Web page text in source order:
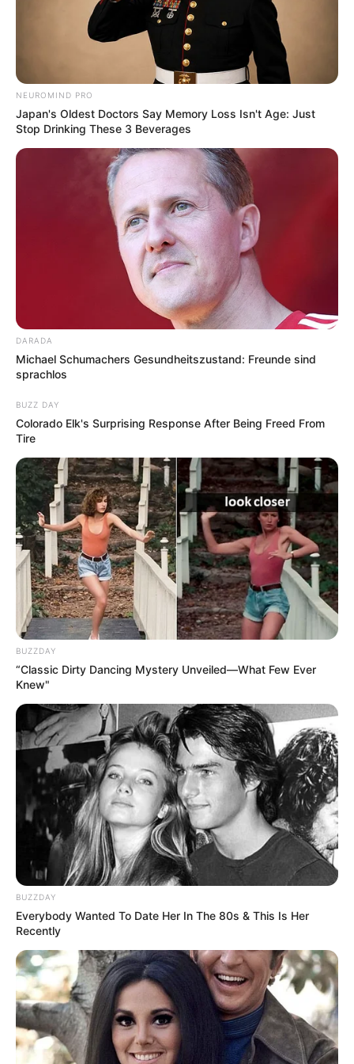
Deutschland:
Es werden alle
darunter die10 schönsten Städtevorgestellt. Hierzu
gehören dieattraktivsten Kurstädte, dieromantischsten
Städteund dieschönsten Kleinstädte.
Weitere kostenlose Reiseführer aus der ganzen
Welt:
Reiseführer aus verschiedenen Teilen der Welt als
PDF-Datei zum kostenlosten runterladen beiwww.a
meropa.de/service/reisefuehrer
Weitere Reiseführer als App für Smartphones und
als PDF-Datei für alle Geräte zum kostenlosten
runterladen bei
www.nelles-verlag.de/reisefuehrer-k
ostenlos.
Ferienwohnungen, Ferienhäuser und Unterkünfte gibt
es unterwww.tourist-online.de
Neben den Reiseführern und dem Kartenmaterial für die
NEUROMIND PRO
Japan's Oldest Doctors Say Memory Loss Isn't Age: Just
Stop Drinking These 3 Beverages
DARADA
Michael Schumachers Gesundheitszustand: Freunde sind
sprachlos
BUZZ DAY
Colorado Elk's Surprising Response After Being Freed From
Tire
BUZZDAY
“Classic Dirty Dancing Mystery Unveiled—What Few Ever
Knew"
BUZZDAY
Everybody Wanted To Date Her In The 80s & This Is Her
Recently